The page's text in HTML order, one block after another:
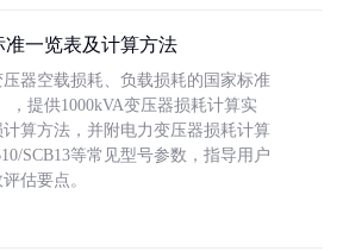
一览表及计算方法
器空载损耗、负载损耗的国家标准
，提供1000kVA变压器损耗计算实
算方法，并附电力变压器损耗计算
SCB13等常见型号参数，指导用户
估要点。